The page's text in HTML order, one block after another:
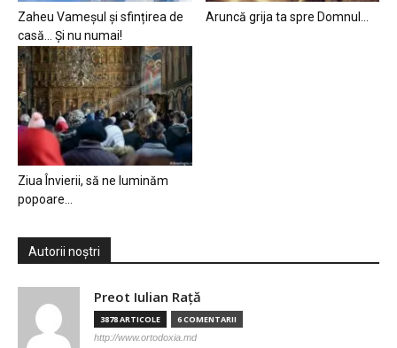
Zaheu Vameșul și sfințirea de
casă… Și nu numai!
Aruncă grija ta spre Domnul…
Ziua Învierii, să ne luminăm
popoare…
Autorii noștri
Preot Iulian Raţă
3878 ARTICOLE 6 COMENTARII
http://www.ortodoxia.md